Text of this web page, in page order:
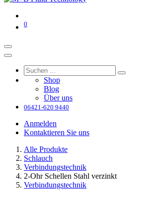
0
Shop
Blog
Über uns
06421-620 9440
Anmelden
Kontaktieren Sie uns
Alle Produkte
Schlauch
Verbindungstechnik
2-Ohr Schellen Stahl verzinkt
Verbindungstechnik